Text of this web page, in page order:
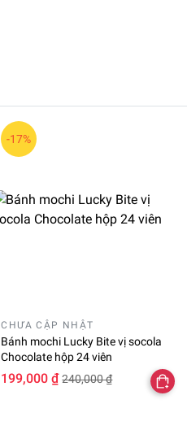
-17%
CHƯA CẬP NHẬT
Bánh mochi Lucky Bite vị socola
Chocolate hộp 24 viên
199,000 ₫ 240,000 ₫